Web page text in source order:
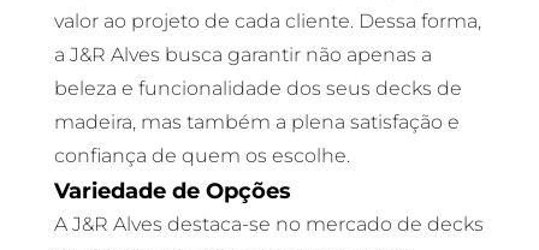
valor ao projeto de cada cliente. Dessa forma,
a J&R Alves busca garantir não apenas a
beleza e funcionalidade dos seus decks de
madeira, mas também a plena satisfação e
confiança de quem os escolhe.
Variedade de Opções
A J&R Alves destaca-se no mercado de decks